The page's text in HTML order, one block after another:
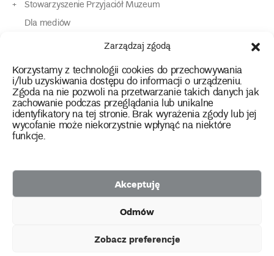
Zarządzaj zgodą
Korzystamy z technologii cookies do przechowywania
i/lub uzyskiwania dostępu do informacji o urządzeniu.
Zgoda na nie pozwoli na przetwarzanie takich danych jak
zachowanie podczas przeglądania lub unikalne
identyfikatory na tej stronie. Brak wyrażenia zgody lub jej
wycofanie może niekorzystnie wpłynąć na niektóre
funkcje.
Akceptuję
Odmów
Zobacz preferencje
Stowarzyszenie Przyjaciół Muzeum
Dla mediów
Dla osób o specjalnych potrzebach
Kontakt
instagram
twitterfacebookyoutube
tiktok
2026 Copyright by Muzeum Narodowe we Wrocławiu
Polityka prywatności
Etnograficznego
Facebook
Racławickiej
facebook
Przyjaciół